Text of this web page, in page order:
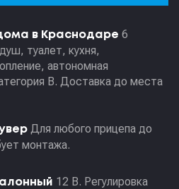
в Краснодаре 6
туалет, кухня,
автономная
В. Доставка до места
Для любого прицепа до
монтажа.
12 В. Регулировка